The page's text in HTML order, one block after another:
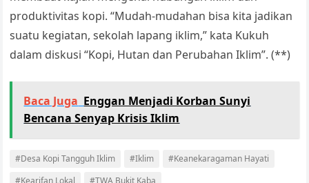
produktivitas kopi. “Mudah-mudahan bisa kita jadikan
suatu kegiatan, sekolah lapang iklim,” kata Kukuh
dalam diskusi “Kopi, Hutan dan Perubahan Iklim”. (**)
Baca Juga Enggan Menjadi Korban Sunyi
Bencana Senyap Krisis Iklim
#Desa Kopi Tangguh Iklim #Iklim
#Keanekaragaman Hayati